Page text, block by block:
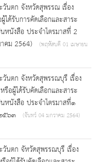
นตก จังหวัดสุพรรณ เรื่อง
ด้รับการคัดเลือกและสาระ
นังสือ ประจำไตรมาสที่ 2
คม 2564)
(พฤหัสบดี 01 เมษายน
นตก จังหวัดสุพรรณบุรี เรื่อง
อผู้ได้รับคัดเลือกและสาระ
นังสือ ประจำไตรมาสที่๑
๕๖๓
(จันทร์ 04 มกราคม 2564)
นตก จัหวัดสุพรรณบุรี เรื่อง